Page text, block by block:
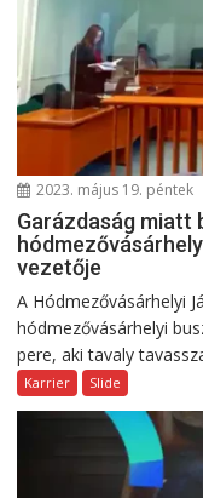
2023. május 19. péntek
Garázdaság miatt
vezetője
A Hódmezővásárhelyi
hódmezővásárhelyi
pere, aki tavaly
Karrier Slide